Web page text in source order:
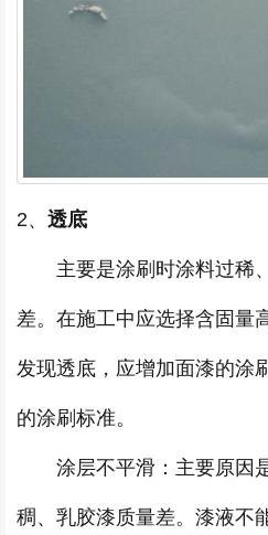
2、 透底
主要是涂刷时涂料过稀
差。在施工中应选择含固量
发现透底，应增加面漆的涂
的涂刷标准。
涂层不平滑：主要原因
稠、乳胶漆质量差。漆液不